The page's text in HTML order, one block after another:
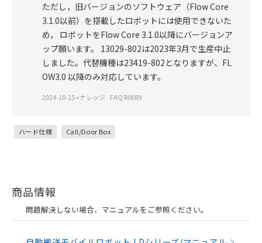
ただし，旧バージョンのソフトウェア（Flow Core
3.1.0以前）を搭載したロボットには使用できないた
め， ロボットをFlow Core 3.1.0以降にバージョンア
ップ願います。 13029-802は2023年3月で生産中止
しました。代替機種は23419-802となりますが、FL
OW3.0 以降のみ対応しています。
2024-10-15•ナレッジ FAQ R0089
ハード仕様 Call/Door Box
商品情報
問題解決しない場合、マニュアルをご参照ください。